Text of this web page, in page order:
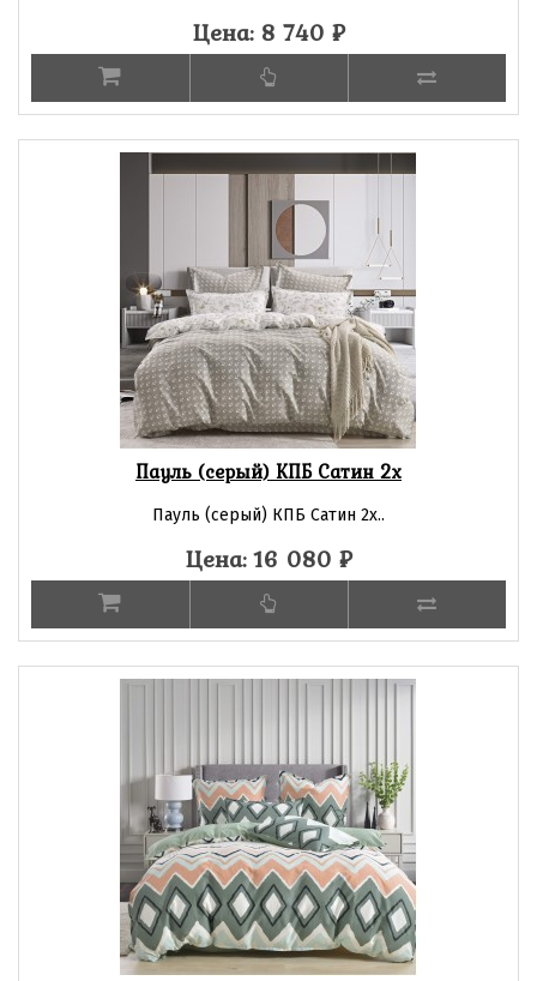
Цена: 8 740 ₽
Пауль (серый) КПБ Сатин 2х
Пауль (серый) КПБ Сатин 2х..
Цена: 16 080 ₽